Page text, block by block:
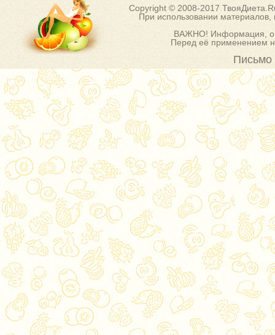
Copyright © 2008-2017
При использовании материалов,
ВАЖНО! Информация,
Перед её применением
Письмо